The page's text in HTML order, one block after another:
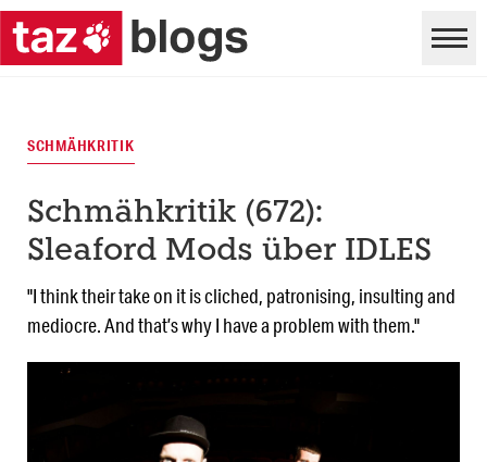
SCHMÄHKRITIK
Schmähkritik (672):
Sleaford Mods über IDLES
"I think their take on it is cliched, patronising, insulting and
mediocre. And that’s why I have a problem with them."